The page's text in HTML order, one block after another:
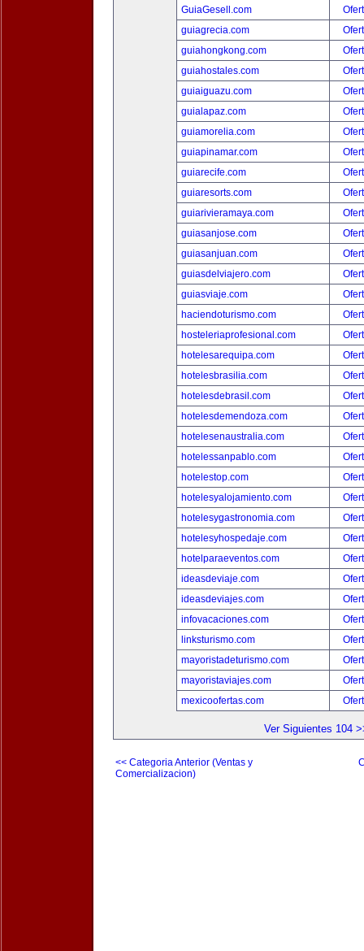
GuiaGesell.com
guiagrecia.com
guiahongkong.com
guiahostales.com
guiaiguazu.com
guialapaz.com
guiamorelia.com
guiapinamar.com
guiarecife.com
guiaresorts.com
guiarivieramaya.com
guiasanjose.com
guiasanjuan.com
guiasdelviajero.com
guiasviaje.com
haciendoturismo.com
hosteleriaprofesional.com
hotelesarequipa.com
hotelesbrasilia.com
hotelesdebrasil.com
hotelesdemendoza.com
hotelesenaustralia.com
hotelessanpablo.com
hotelestop.com
hotelesyalojamiento.com
hotelesygastronomia.com
hotelesyhospedaje.com
hotelparaeventos.com
ideasdeviaje.com
ideasdeviajes.com
infovacaciones.com
linksturismo.com
mayoristadeturismo.com
mayoristaviajes.com
mexicoofertas.com
Ver Siguientes 104
<< Categoria Anterior (Ventas y
Comercializacion)